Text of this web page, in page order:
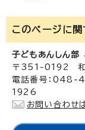
このページに関
子どもあんしん部
〒351-0192 和
電話番号：
1926
お問い合わせ